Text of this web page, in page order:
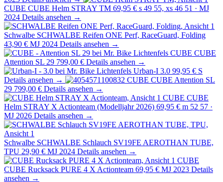
CUBE CUBE Helm STRAY TM 69,95 € s 49 55, xs 46 51 · MJ
2024 Details ansehen →
Schwalbe SCHWALBE Reifen ONE Perf, RaceGuard, Folding
43,90 € MJ 2024 Details ansehen →
CUBE CUBE
Attention SL 29 799,00 € Details ansehen →
Urban-I 3.0 99,95 € S
Details ansehen →
CUBE CUBE Attention SL
29 799,00 € Details ansehen →
CUBE CUBE
Helm STRAY X Actionteam (Modelljahr 2026) 69,95 € m 52 57 ·
MJ 2026 Details ansehen →
Schwalbe SCHWALBE Schlauch SV19FE AEROTHAN TUBE,
TPU 29,90 € MJ 2024 Details ansehen →
CUBE
CUBE Rucksack PURE 4 X Actionteam 69,95 € MJ 2023 Details
ansehen →